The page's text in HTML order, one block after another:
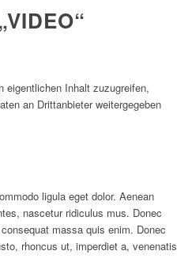
eigentlichen Inhalt zuzugreifen,
an Drittanbieter weitergegeben
ligula eget dolor. Aenean
nascetur ridiculus mus. Donec
massa quis enim. Donec
rhoncus ut, imperdiet a, venenatis